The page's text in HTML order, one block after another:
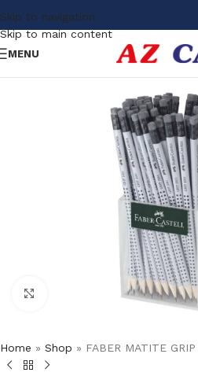
Skip to navigation
Skip to main content
MENU
Click to enlarge
Home » Shop » FABER MATITE